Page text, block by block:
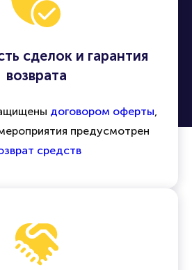
сделок и гарантия
возврата
договором оферты,
предусмотрен
средств